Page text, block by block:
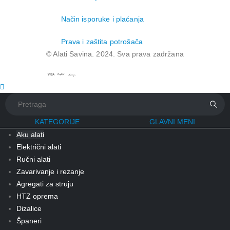
Način isporuke i plaćanja
Prava i zaštita potrošača
© Alati Savina. 2024. Sva prava zadržana
KATEGORIJE
GLAVNI MENI
Aku alati
Električni alati
Ručni alati
Zavarivanje i rezanje
Agregati za struju
HTZ oprema
Dizalice
Španeri